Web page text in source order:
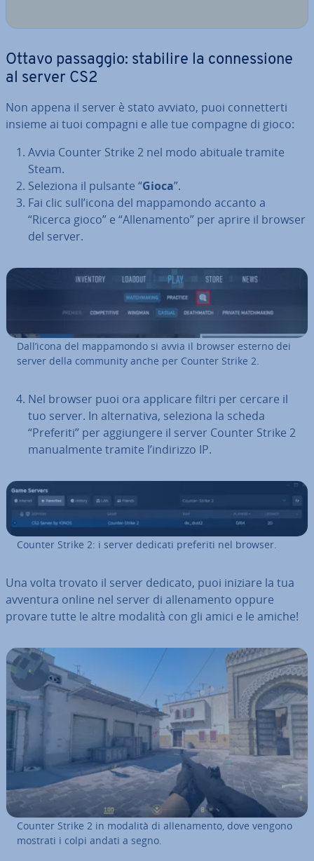
Ottavo passaggio: stabilire la con­nes­sio­ne
al server CS2
Non appena il server è stato avviato, puoi con­net­ter­ti
insieme ai tuoi compagni e alle tue compagne di gioco:
Avvia Counter Strike 2 nel modo abituale tramite
Steam.
Seleziona il pulsante “Gioca”.
Fai clic sull’icona del map­pa­mon­do accanto a
“Ricerca gioco” e “Al­le­na­men­to” per aprire il browser
del server.
Dall’icona del map­pa­mon­do si avvia il browser esterno dei
server della community anche per Counter Strike 2.
Nel browser puoi ora applicare filtri per cercare il
tuo server. In al­ter­na­ti­va, seleziona la scheda
“Preferiti” per ag­giun­ge­re il server Counter Strike 2
ma­nual­men­te tramite l’indirizzo IP.
Counter Strike 2: i server dedicati preferiti nel browser.
Una volta trovato il server dedicato, puoi iniziare la tua
avventura online nel server di al­le­na­men­to oppure
provare tutte le altre modalità con gli amici e le amiche!
Counter Strike 2 in modalità di al­le­na­men­to, dove vengono
mostrati i colpi andati a segno.